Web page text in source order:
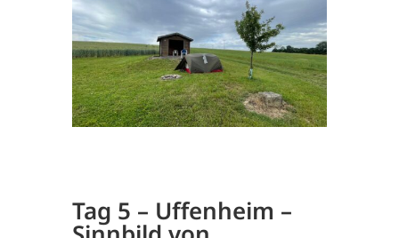
Tag 5 – Uffenheim –